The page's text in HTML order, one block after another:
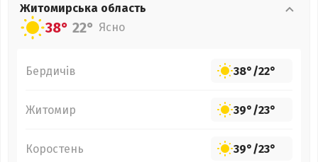
Житомирська область
38° 22° Ясно
Бердичів 38°/22°
Житомир 39°/23°
Коростень 39°/23°